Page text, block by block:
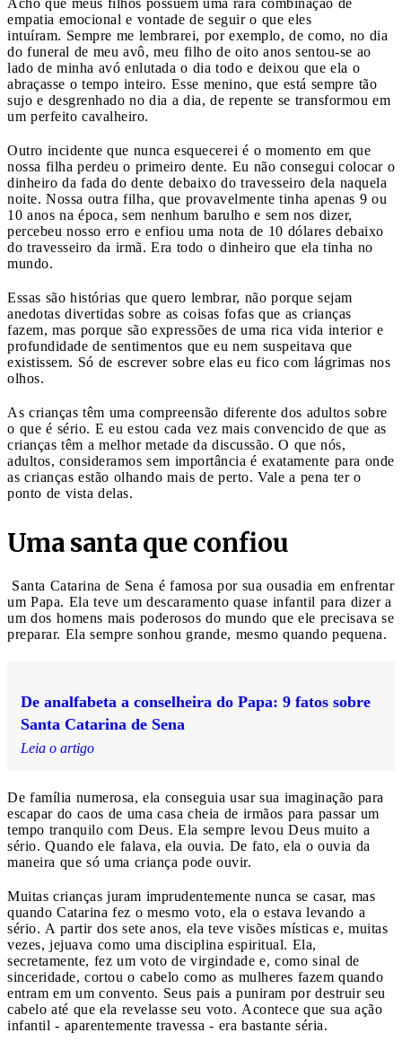
empatia emocional e vontade de seguir o que eles
intuíram. Sempre me lembrarei, por exemplo, de como, no dia
do funeral de meu avô, meu filho de oito anos sentou-se ao
lado de minha avó enlutada o dia todo e deixou que ela o
abraçasse o tempo inteiro. Esse menino, que está sempre tão
sujo e desgrenhado no dia a dia, de repente se transformou em
um perfeito cavalheiro.
Outro incidente que nunca esquecerei é o momento em que
nossa filha perdeu o primeiro dente. Eu não consegui colocar o
dinheiro da fada do dente debaixo do travesseiro dela naquela
noite. Nossa outra filha, que provavelmente tinha apenas 9 ou
10 anos na época, sem nenhum barulho e sem nos dizer,
percebeu nosso erro e enfiou uma nota de 10 dólares debaixo
do travesseiro da irmã. Era todo o dinheiro que ela tinha no
mundo.
Essas são histórias que quero lembrar, não porque sejam
anedotas divertidas sobre as coisas fofas que as crianças
fazem, mas porque são expressões de uma rica vida interior e
profundidade de sentimentos que eu nem suspeitava que
existissem. Só de escrever sobre elas eu fico com lágrimas nos
olhos.
As crianças têm uma compreensão diferente dos adultos sobre
o que é sério. E eu estou cada vez mais convencido de que as
crianças têm a melhor metade da discussão. O que nós,
adultos, consideramos sem importância é exatamente para onde
as crianças estão olhando mais de perto. Vale a pena ter o
ponto de vista delas.
Uma santa que confiou
Santa Catarina de Sena é famosa por sua ousadia em enfrentar
um Papa. Ela teve um descaramento quase infantil para dizer a
um dos homens mais poderosos do mundo que ele precisava se
preparar. Ela sempre sonhou grande, mesmo quando pequena.
De analfabeta a conselheira do Papa: 9 fatos sobre
Santa Catarina de Sena
Leia o artigo
De família numerosa, ela conseguia usar sua imaginação para
escapar do caos de uma casa cheia de irmãos para passar um
tempo tranquilo com Deus. Ela sempre levou Deus muito a
sério. Quando ele falava, ela ouvia. De fato, ela o ouvia da
maneira que só uma criança pode ouvir.
Muitas crianças juram imprudentemente nunca se casar, mas
quando Catarina fez o mesmo voto, ela o estava levando a
sério. A partir dos sete anos, ela teve visões místicas e, muitas
vezes, jejuava como uma disciplina espiritual. Ela,
secretamente, fez um voto de virgindade e, como sinal de
sinceridade, cortou o cabelo como as mulheres fazem quando
entram em um convento. Seus pais a puniram por destruir seu
cabelo até que ela revelasse seu voto. Acontece que sua ação
infantil - aparentemente travessa - era bastante séria.